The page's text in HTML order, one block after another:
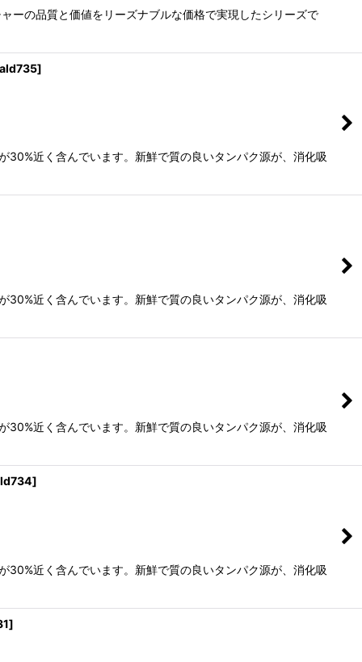
ーの品質と価値をリーズナブルな価格で実現したシリーズで
ald735]
近く含んでいます。新鮮で質の良いタンパク源が、消化吸
近く含んでいます。新鮮で質の良いタンパク源が、消化吸
近く含んでいます。新鮮で質の良いタンパク源が、消化吸
]
近く含んでいます。新鮮で質の良いタンパク源が、消化吸
]